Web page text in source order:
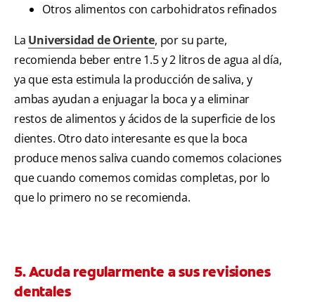
Otros alimentos con carbohidratos refinados
La Universidad de Oriente, por su parte,
recomienda beber entre 1.5 y 2 litros de agua al día,
ya que esta estimula la producción de saliva, y
ambas ayudan a enjuagar la boca y a eliminar
restos de alimentos y ácidos de la superficie de los
dientes. Otro dato interesante es que la boca
produce menos saliva cuando comemos colaciones
que cuando comemos comidas completas, por lo
que lo primero no se recomienda.
5. Acuda regularmente a sus revisiones
dentales